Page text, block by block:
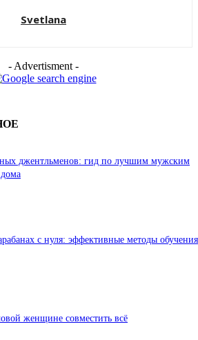
Svetlana
- Advertisment -
джентльменов: гид по лучшим мужским
с нуля: эффективные методы
женщине совместить всё